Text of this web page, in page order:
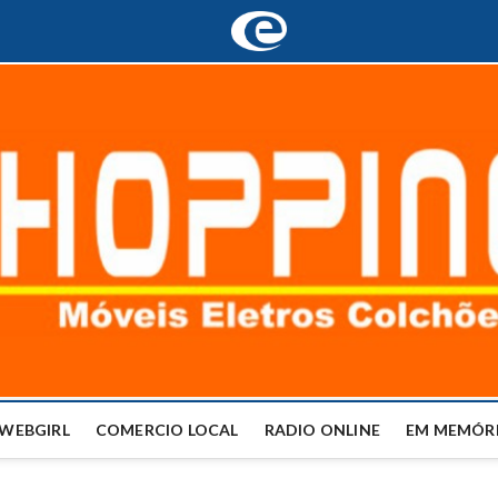
COMERCIO LOCAL RADIO ONLINE EM